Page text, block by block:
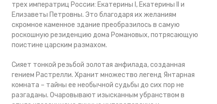
трех императриц России: Екатерины I, Екатерины II и
Елизаветы Петровны. Это благодаря их желаниям
скромное каменное здание преобразилось в самую
роскошную резиденцию дома Романовых, потрясающую
поистине царским размахом.
Сияет тонкой резьбой золотая анфилада, созданная
гением Растрелли. Хранит множество легенд Янтарная
комната – тайны ее необычной судьбы до сих пор не
разгаданы. Очаровывают изысканным убранством в